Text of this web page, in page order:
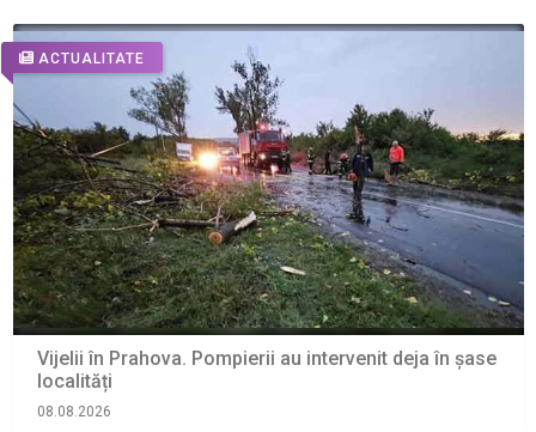
ACTUALITATE
Vijelii în Prahova. Pompierii au intervenit deja în șase
localități
08.08.2026